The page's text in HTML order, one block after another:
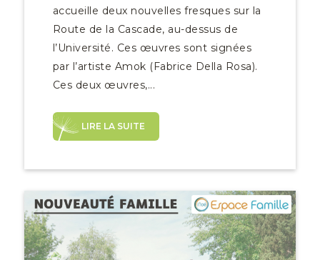
accueille deux nouvelles fresques sur la
Route de la Cascade, au-dessus de
l’Université. Ces œuvres sont signées
par l’artiste Amok (Fabrice Della Rosa).
Ces deux œuvres,...
LIRE LA SUITE